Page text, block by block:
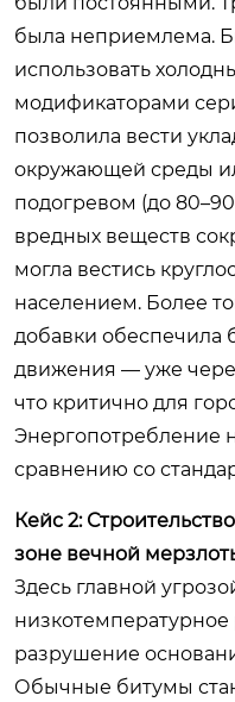
была неприемлема.
использовать
модификаторами
позволила вести
окружающей среды
подогревом (до
вредных веществ
могла вестись
населением. Более
добавки обеспечила
движения — уже
что критично для
Энергопотребление
сравнению со
Кейс 2:
зоне вечной
Здесь главной
низкотемпературное
разрушение
Обычные битумы